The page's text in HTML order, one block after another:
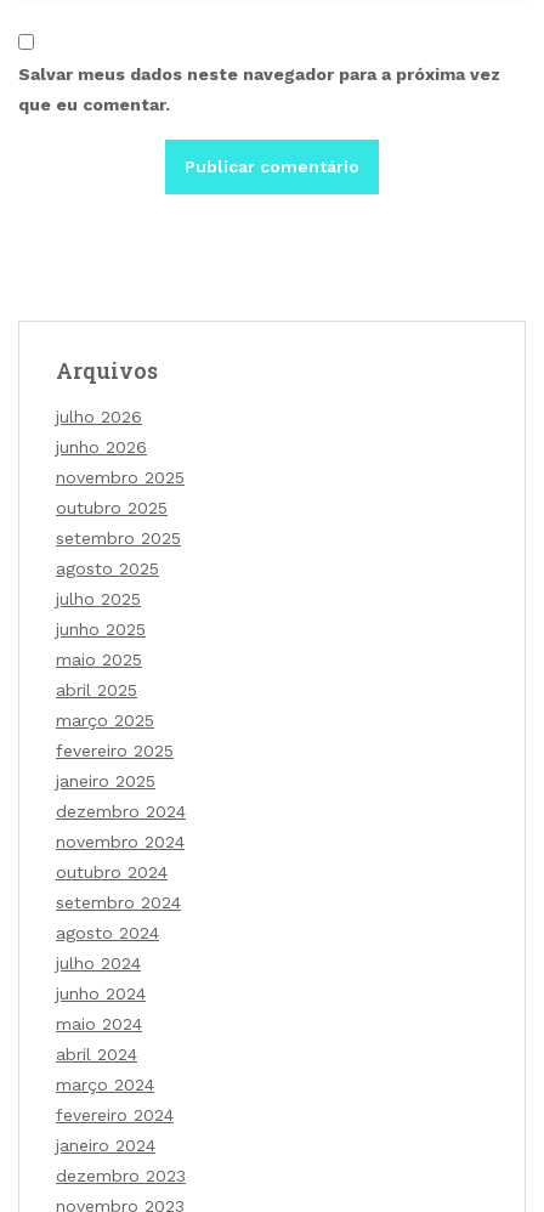
Salvar meus dados neste navegador para a próxima vez
que eu comentar.
Arquivos
julho 2026
junho 2026
novembro 2025
outubro 2025
setembro 2025
agosto 2025
julho 2025
junho 2025
maio 2025
abril 2025
março 2025
fevereiro 2025
janeiro 2025
dezembro 2024
novembro 2024
outubro 2024
setembro 2024
agosto 2024
julho 2024
junho 2024
maio 2024
abril 2024
março 2024
fevereiro 2024
janeiro 2024
dezembro 2023
novembro 2023